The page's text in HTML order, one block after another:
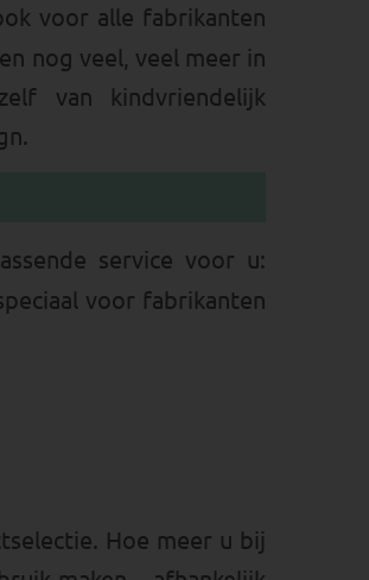
voor alle fabrikanten
en nog veel, veel meer in
van kindvriendelijk
service voor u:
voor fabrikanten
Hoe meer u bij